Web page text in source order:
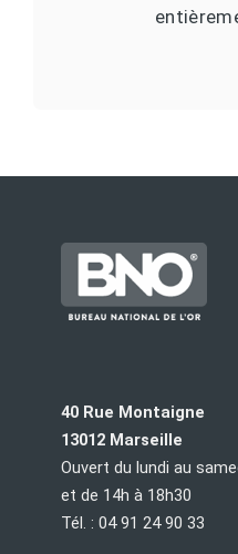
40 Rue Montaigne
13012 Marseille
Ouvert du lundi au
et de 14h à 18h30
Tél. : 04 91 24 90 33